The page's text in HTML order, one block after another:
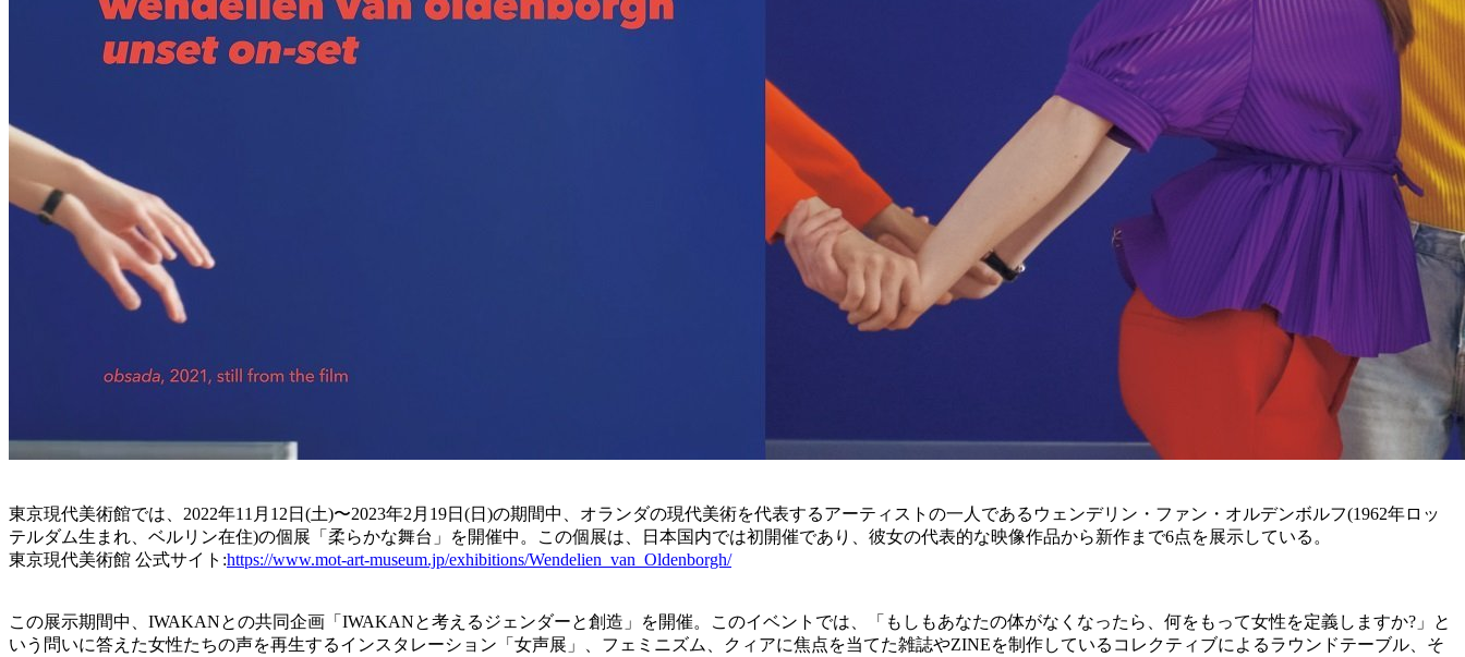
東京現代美術館では、2022年11月12日(土)〜2023年2月19日(日)の期間中、オランダの現代美術を代表するアーティストの一人であるウェンデリン・ファン・オルデンボルフ(1962年ロッ
テルダム生まれ、ベルリン在住)の個展「柔らかな舞台」を開催中。この個展は、日本国内では初開催であり、彼女の代表的な映像作品から新作まで6点を展示している。
東京現代美術館 公式サイト:https://www.mot-art-museum.jp/exhibitions/Wendelien_van_Oldenborgh/
この展示期間中、IWAKANとの共同企画「IWAKANと考えるジェンダーと創造」を開催。このイベントでは、「もしもあなたの体がなくなったら、何をもって女性を定義しますか?」と
いう問いに答えた女性たちの声を再生するインスタレーション「女声展」、フェミニズム、クィアに焦点を当てた雑誌やZINEを制作しているコレクティブによるラウンドテーブル、そ